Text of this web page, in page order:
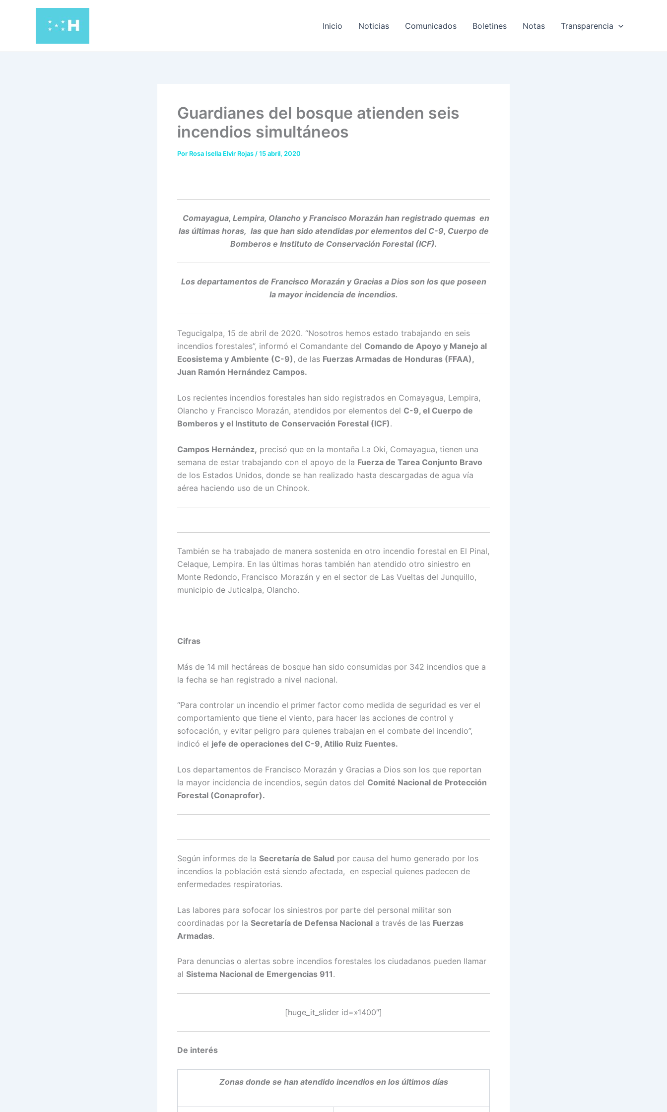
Inicio Noticias Comunicados Boletines Notas Transparencia
Guardianes del bosque atienden seis
incendios simultáneos
Por Rosa Isella Elvir Rojas /15 abril, 2020
Comayagua, Lempira, Olancho y Francisco Morazán han registrado quemas en
las últimas horas, las que han sido atendidas por elementos del C-9, Cuerpo de
Bomberos e Instituto de Conservación Forestal (ICF).
Los departamentos de Francisco Morazán y Gracias a Dios son los que poseen
la mayor incidencia de incendios.
Tegucigalpa, 15 de abril de 2020. “Nosotros hemos estado trabajando en seis
incendios forestales”, informó el Comandante del Comando de Apoyo y Manejo al
Ecosistema y Ambiente (C-9), de las Fuerzas Armadas de Honduras (FFAA),
Juan Ramón Hernández Campos.
Los recientes incendios forestales han sido registrados en Comayagua, Lempira,
Olancho y Francisco Morazán, atendidos por elementos del C-9, el Cuerpo de
Bomberos y el Instituto de Conservación Forestal (ICF).
Campos Hernández, precisó que en la montaña La Oki, Comayagua, tienen una
semana de estar trabajando con el apoyo de la Fuerza de Tarea Conjunto Bravo
de los Estados Unidos, donde se han realizado hasta descargadas de agua vía
aérea haciendo uso de un Chinook.
También se ha trabajado de manera sostenida en otro incendio forestal en El Pinal,
Celaque, Lempira. En las últimas horas también han atendido otro siniestro en
Monte Redondo, Francisco Morazán y en el sector de Las Vueltas del Junquillo,
municipio de Juticalpa, Olancho.
Cifras
Más de 14 mil hectáreas de bosque han sido consumidas por 342 incendios que a
la fecha se han registrado a nivel nacional.
“Para controlar un incendio el primer factor como medida de seguridad es ver el
comportamiento que tiene el viento, para hacer las acciones de control y
sofocación, y evitar peligro para quienes trabajan en el combate del incendio”,
indicó el jefe de operaciones del C-9, Atilio Ruiz Fuentes.
Los departamentos de Francisco Morazán y Gracias a Dios son los que reportan
la mayor incidencia de incendios, según datos del Comité Nacional de Protección
Forestal (Conaprofor).
Según informes de la Secretaría de Salud por causa del humo generado por los
incendios la población está siendo afectada, en especial quienes padecen de
enfermedades respiratorias.
Las labores para sofocar los siniestros por parte del personal militar son
coordinadas por la Secretaría de Defensa Nacional a través de las Fuerzas
Armadas.
Para denuncias o alertas sobre incendios forestales los ciudadanos pueden llamar
al Sistema Nacional de Emergencias 911.
[huge_it_slider id=»1400″]
De interés
Zonas donde se han atendido incendios en los últimos días